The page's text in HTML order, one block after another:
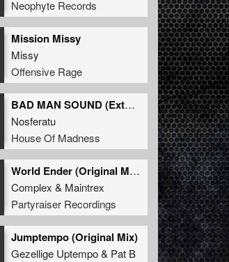
Neophyte Records
Mission Missy
Missy
Offensive Rage
BAD MAN SOUND (Extended Mix)
Nosferatu
House Of Madness
World Ender (Original Mix)
Complex & Maintrex
Partyraiser Recordings
Jumptempo (Original Mix)
Gezellige Uptempo& Pat B